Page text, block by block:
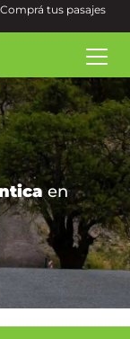
Comprá tus pasajes
en